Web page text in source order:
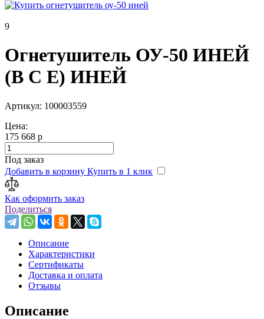
9
Огнетушитель ОУ-50 ИНЕЙ
(B C E) ИНЕЙ
Артикул: 100003559
Цена:
175 668 р
Под заказ
Добавить в корзину Купить в 1 клик
Как оформить заказ
Поделиться
Описание
Характеристики
Сертификаты
Доставка и оплата
Отзывы
Описание